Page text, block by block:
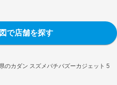
のカダン スズメバチバズーカジェット
で店舗を探す